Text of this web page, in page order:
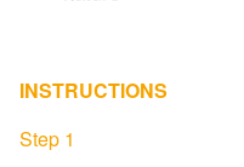
INSTRUCTIONS
Step 1